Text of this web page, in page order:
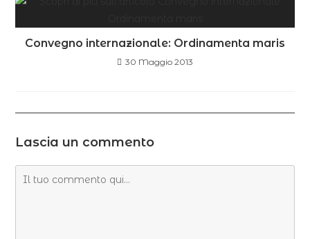
Convegno internazionale: Ordinamenta maris
30 Maggio 2013
Lascia un commento